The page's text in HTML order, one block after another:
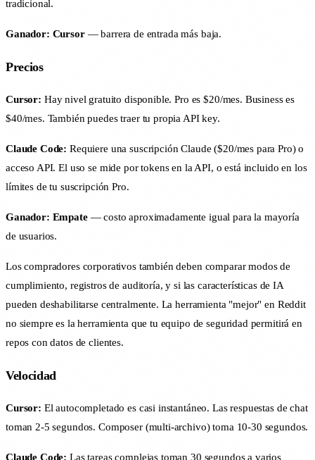
tradicional.
Ganador: Cursor— barrera de entrada más baja.
Precios
Cursor: Hay nivel gratuito disponible. Pro es $20/mes. Business es
$40/mes. También puedes traer tu propia API key.
Claude Code: Requiere una suscripción Claude ($20/mes para Pro) o
acceso API. El uso se mide por tokens en la API, o está incluido en los
límites de tu suscripción Pro.
Ganador: Empate— costo aproximadamente igual para la mayoría
de usuarios.
Los compradores corporativos también deben comparar modos de
cumplimiento, registros de auditoría, y si las características de IA
pueden deshabilitarse centralmente. La herramienta "mejor" en Reddit
no siempre es la herramienta que tu equipo de seguridad permitirá en
repos con datos de clientes.
Velocidad
Cursor: El autocompletado es casi instantáneo. Las respuestas de chat
toman 2-5 segundos. Composer (multi-archivo) toma 10-30 segundos.
Claude Code: Las tareas complejas toman 30 segundos a varios